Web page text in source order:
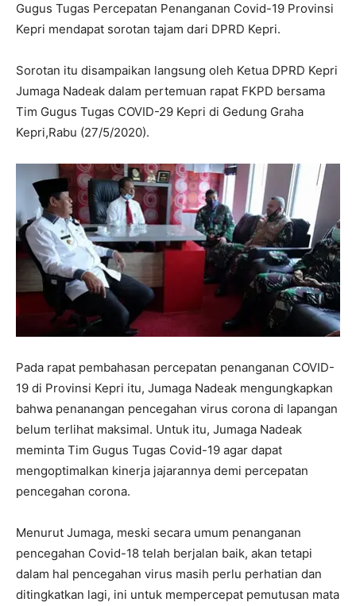
Gugus Tugas Percepatan Penanganan Covid-19 Provinsi
Kepri mendapat sorotan tajam dari DPRD Kepri.
Sorotan itu disampaikan langsung oleh Ketua DPRD Kepri
Jumaga Nadeak dalam pertemuan rapat FKPD bersama
Tim Gugus Tugas COVID-29 Kepri di Gedung Graha
Kepri,Rabu (27/5/2020).
Pada rapat pembahasan percepatan penanganan COVID-
19 di Provinsi Kepri itu, Jumaga Nadeak mengungkapkan
bahwa penanangan pencegahan virus corona di lapangan
belum terlihat maksimal. Untuk itu, Jumaga Nadeak
meminta Tim Gugus Tugas Covid-19 agar dapat
mengoptimalkan kinerja jajarannya demi percepatan
pencegahan corona.
Menurut Jumaga, meski secara umum penanganan
pencegahan Covid-18 telah berjalan baik, akan tetapi
dalam hal pencegahan virus masih perlu perhatian dan
ditingkatkan lagi, ini untuk mempercepat pemutusan mata